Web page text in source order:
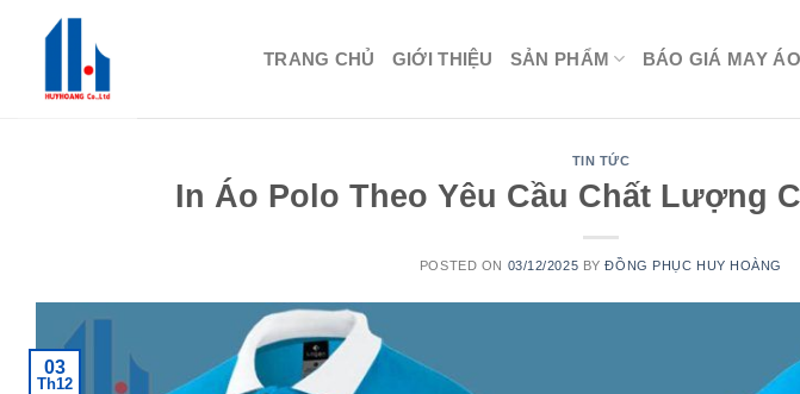
TRANG CHỦ GIỚI THIỆU SẢN PHẨM BÁO GIÁ MAY
TIN TỨC
In Áo Polo Theo Yêu Cầu Chất Lượng
POSTED ON 03/12/2025 BYĐỒNG PHỤC HUY HOÀNG
03
Th12